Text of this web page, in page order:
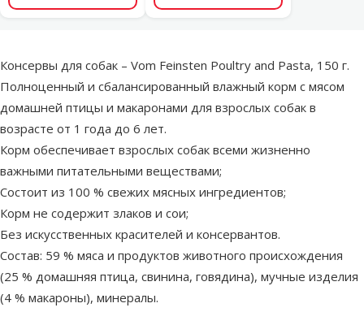
superzoo.product.detail.content
Консервы для собак – Vom Feinsten Poultry and Pasta, 150 г.
Полноценный и сбалансированный влажный корм с мясом
домашней птицы и макаронами для взрослых собак в
возрасте от 1 года до 6 лет.
Корм обеспечивает взрослых собак всеми жизненно
важными питательными веществами;
Состоит из 100 % свежих мясных ингредиентов;
Корм не содержит злаков и сои;
Без искусственных красителей и консервантов.
Состав: 59 % мяса и продуктов животного происхождения
(25 % домашняя птица, свинина, говядина), мучные изделия
(4 % макароны), минералы.